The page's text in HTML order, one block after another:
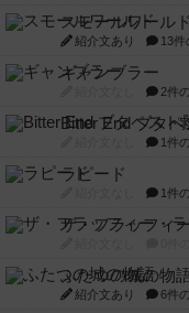
スモールワールド
紹介文あり 13件
ギャンブラー
2件
Bitter End ブタ
1件
ラピード
1件
ザ・フラッフィ
ふたつの城の物
紹介文あり 6件